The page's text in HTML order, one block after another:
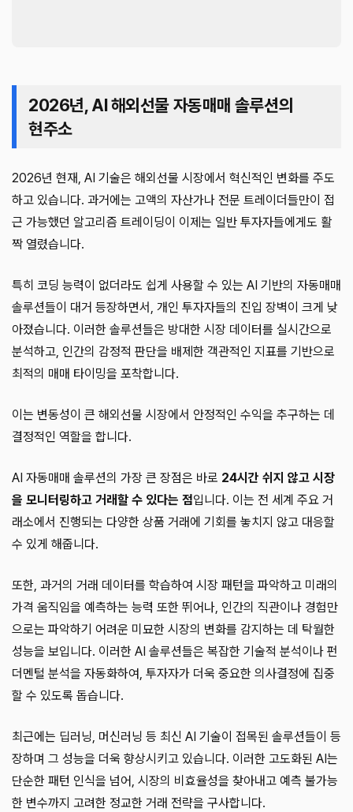
2026년, AI 해외선물 자동매매 솔루션의
현주소
2026년 현재, AI 기술은 해외선물 시장에서 혁신적인 변화를 주도
하고 있습니다. 과거에는 고액의 자산가나 전문 트레이더들만이 접
근 가능했던 알고리즘 트레이딩이 이제는 일반 투자자들에게도 활
짝 열렸습니다.
특히 코딩 능력이 없더라도 쉽게 사용할 수 있는 AI 기반의 자동매매
솔루션들이 대거 등장하면서, 개인 투자자들의 진입 장벽이 크게 낮
아졌습니다. 이러한 솔루션들은 방대한 시장 데이터를 실시간으로
분석하고, 인간의 감정적 판단을 배제한 객관적인 지표를 기반으로
최적의 매매 타이밍을 포착합니다.
이는 변동성이 큰 해외선물 시장에서 안정적인 수익을 추구하는 데
결정적인 역할을 합니다.
AI 자동매매 솔루션의 가장 큰 장점은 바로 24시간 쉬지 않고 시장
을 모니터링하고 거래할 수 있다는 점입니다. 이는 전 세계 주요 거
래소에서 진행되는 다양한 상품 거래에 기회를 놓치지 않고 대응할
수 있게 해줍니다.
또한, 과거의 거래 데이터를 학습하여 시장 패턴을 파악하고 미래의
가격 움직임을 예측하는 능력 또한 뛰어나, 인간의 직관이나 경험만
으로는 파악하기 어려운 미묘한 시장의 변화를 감지하는 데 탁월한
성능을 보입니다. 이러한 AI 솔루션들은 복잡한 기술적 분석이나 펀
더멘털 분석을 자동화하여, 투자자가 더욱 중요한 의사결정에 집중
할 수 있도록 돕습니다.
최근에는 딥러닝, 머신러닝 등 최신 AI 기술이 접목된 솔루션들이 등
장하며 그 성능을 더욱 향상시키고 있습니다. 이러한 고도화된 AI는
단순한 패턴 인식을 넘어, 시장의 비효율성을 찾아내고 예측 불가능
한 변수까지 고려한 정교한 거래 전략을 구사합니다.